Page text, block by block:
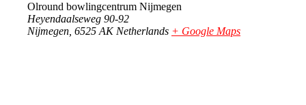
Olround bowlingcentrum Nijmegen
Heyendaalseweg 90-92
Nijmegen 6525 AK Netherlands + Google Maps